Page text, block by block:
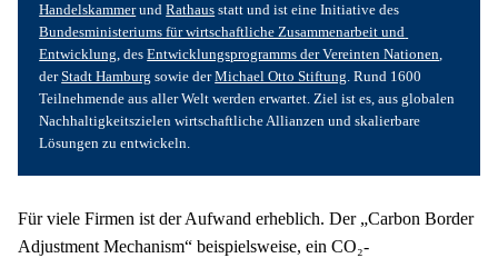
Handelskammer und Rathaus
Bundesministeriums für wirtschaftliche Zusammenarbeit und
Entwicklung , des Entwicklungsprogramms der Vereinten Nationen
der Stadt Hamburg sowie der Michael Otto Stiftung . Rund 1600
Teilnehmende aus aller Welt werden erwartet. Ziel ist es, aus globalen
Nachhaltigkeitszielen wirtschaftliche Allianzen und skalierbare
Lösungen zu entwickeln.
Für viele Firmen ist der Aufwand erheblich. Der „Carbon Border
Adjustment Mechanism“ beispielsweise, ein CO₂-